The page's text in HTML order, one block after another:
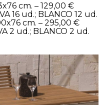
cm. – 129,00 €
16 ud.; BLANCO 12 ud.
cm. – 295,00 €
2 ud.; BLANCO 2 ud.